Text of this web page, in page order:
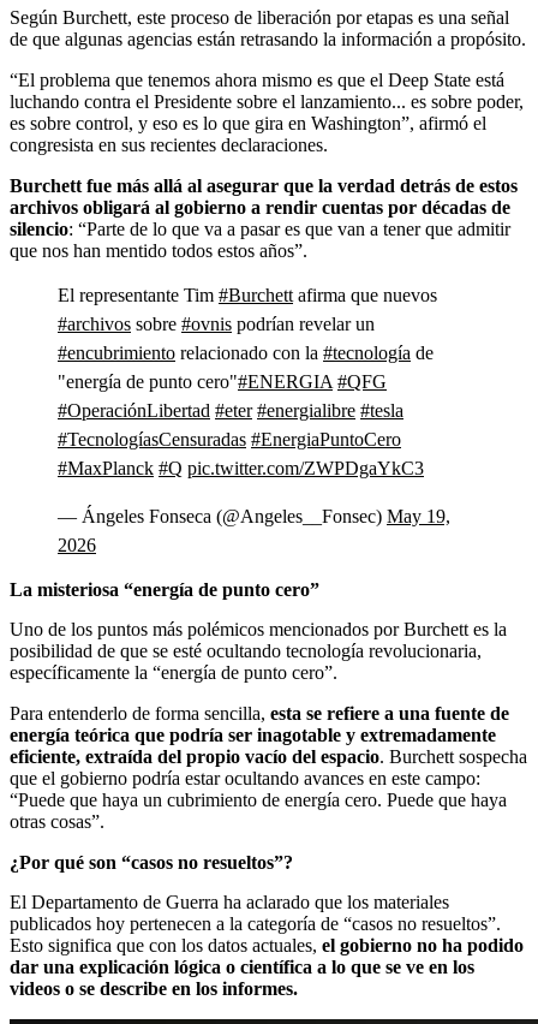
Según Burchett, este proceso de liberación por etapas es una señal
de que algunas agencias están retrasando la información a propósito.
“El problema que tenemos ahora mismo es que el Deep State está
luchando contra el Presidente sobre el lanzamiento... es sobre poder,
es sobre control, y eso es lo que gira en Washington”, afirmó el
congresista en sus recientes declaraciones.
Burchett fue más allá al asegurar que la verdad detrás de estos
archivos obligará al gobierno a rendir cuentas por décadas de
silencio: “Parte de lo que va a pasar es que van a tener que admitir
que nos han mentido todos estos años”.
El representante Tim #Burchett afirma que nuevos
#archivos sobre #ovnis podrían revelar un
#encubrimiento relacionado con la #tecnología de
"energía de punto cero"#ENERGIA #QFG
#OperaciónLibertad #eter #energialibre #tesla
#TecnologíasCensuradas #EnergiaPuntoCero
#MaxPlanck #Q pic.twitter.com/ZWPDgaYkC3
— Ángeles Fonseca (@Angeles__Fonsec) May 19,
2026
La misteriosa “energía de punto cero”
Uno de los puntos más polémicos mencionados por Burchett es la
posibilidad de que se esté ocultando tecnología revolucionaria,
específicamente la “energía de punto cero”.
Para entenderlo de forma sencilla, esta se refiere a una fuente de
energía teórica que podría ser inagotable y extremadamente
eficiente, extraída del propio vacío del espacio. Burchett sospecha
que el gobierno podría estar ocultando avances en este campo:
“Puede que haya un cubrimiento de energía cero. Puede que haya
otras cosas”.
¿Por qué son “casos no resueltos”?
El Departamento de Guerra ha aclarado que los materiales
publicados hoy pertenecen a la categoría de “casos no resueltos”.
Esto significa que con los datos actuales, el gobierno no ha podido
dar una explicación lógica o científica a lo que se ve en los
videos o se describe en los informes.